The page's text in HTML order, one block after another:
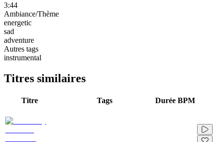
3:44
Ambiance/Thème
energetic
sad
adventure
Autres tags
instrumental
Titres similaires
Titre Tags Durée BPM